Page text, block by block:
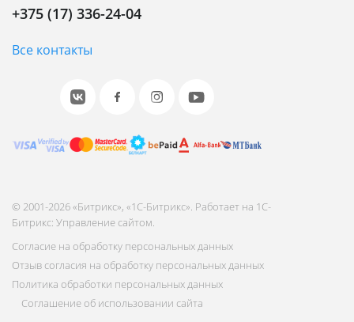
+375 (17) 336-24-04
Все контакты
© 2001-2026 «Битрикс», «1С-Битрикс». Работает на 1С-
Битрикс: Управление сайтом.
Согласие на обработку персональных данных
Отзыв согласия на обработку персональных данных
Политика обработки персональных данных
Соглашение об использовании сайта